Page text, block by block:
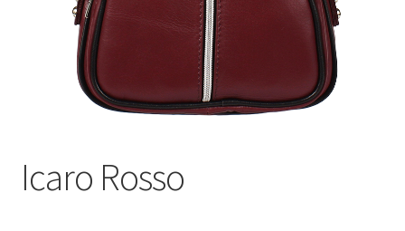
Icaro Rosso